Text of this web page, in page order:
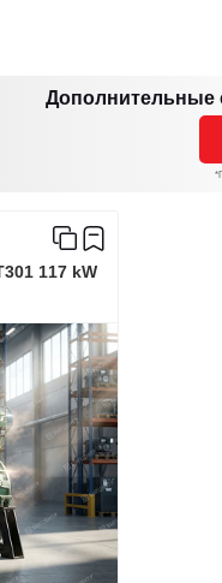
Дополнительные
117 kW